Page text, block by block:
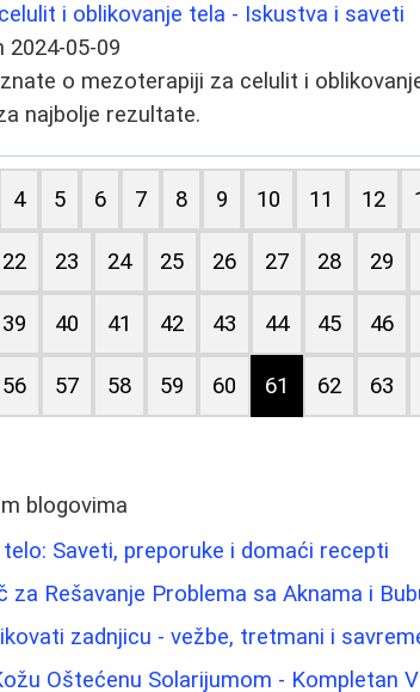
i oblikovanje tela - Iskustva i saveti
2024-05-09
o mezoterapiji za celulit i
najbolje rezultate.
4 5 6 7 8 9 10 11 12
22 23 24 25 26 27 28 29
39 40 41 42 43 44 45 46
56 57 58 59 60 61 62 63
blogovima
Saveti, preporuke i domaći recepti
za Rešavanje Problema sa Aknama i
zadnjicu - vežbe, tretmani i
Oštećenu Solarijumom - Kompletan